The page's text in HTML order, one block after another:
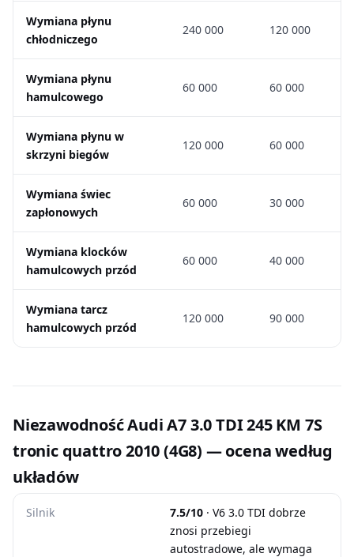
Wymiana płynu
chłodniczego
240 000 120 000
Wymiana płynu
hamulcowego
60 000 60 000
Wymiana płynu w
skrzyni biegów
120 000 60 000
Wymiana świec
zapłonowych
60 000 30 000
Wymiana klocków
hamulcowych przód
60 000 40 000
Wymiana tarcz
hamulcowych przód
120 000 90 000
Niezawodność Audi A7 3.0 TDI 245 KM 7S
tronic quattro 2010 (4G8) — ocena według
układów
Silnik 7.5/10 · V6 3.0 TDI dobrze
znosi przebiegi
autostradowe, ale wymaga